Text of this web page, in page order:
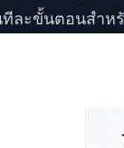
ละขั้นตอนสำห